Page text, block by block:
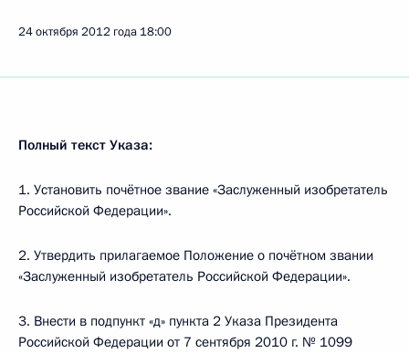
24 октября 2012 года 18:00
Полный текст Указа:
1. Установить почётное звание «Заслуженный изобретатель
Российской Федерации».
2. Утвердить прилагаемое Положение о почётном звании
«Заслуженный изобретатель Российской Федерации».
3. Внести в подпункт «д» пункта 2 Указа Президента
Российской Федерации от 7 сентября 2010 г. № 1099